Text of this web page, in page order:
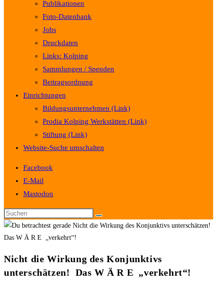
Publikationen
Foto-Datenbank
Jobs
Druckdaten
Links: Kolping
Sammlungen / Spenden
Beitragsordnung
Einrichtungen
Bildungsunternehmen (Link)
Prodia Kolping Werkstätten (Link)
Stiftung (Link)
Website-Suche umschalten
Facebook
E-Mail
Mastodon
Nicht die Wirkung des Konjunktivs
unterschätzen! Das W Ä R E „verkehrt“!